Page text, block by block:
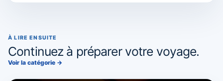
À LIRE ENSUITE
Continuez à préparer votre voyage.
Voir la catégorie →